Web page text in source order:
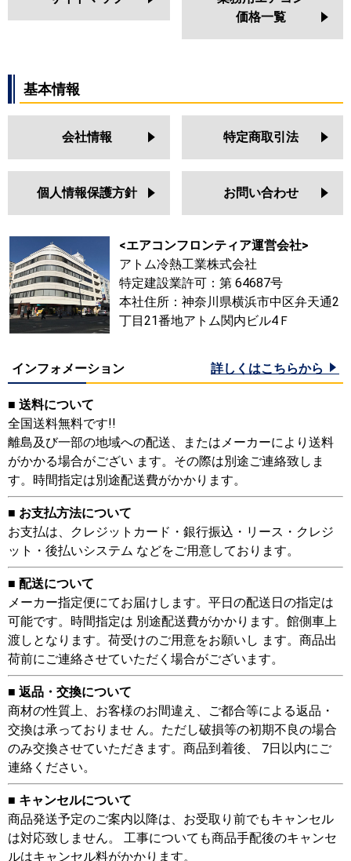
価格一覧
基本情報
会社情報 特定商取引法
個人情報保護方針 お問い合わせ
<エアコンフロンティア運営会社>
アトム冷熱工業株式会社
特定建設業許可：第 64687号
本社住所：神奈川県横浜市中区弁天通2
丁目21番地アトム関内ビル4Ｆ
インフォメーション 詳しくはこちらから
■ 送料について
全国送料無料です!!
離島及び一部の地域への配送、またはメーカーにより送料
がかかる場合がござい ます。その際は別途ご連絡致しま
す。時間指定は別途配送費がかかります。
■ お支払方法について
お支払は、クレジットカード・銀行振込・リース・クレジ
ット・後払いシステム などをご用意しております。
■ 配送について
メーカー指定便にてお届けします。平日の配送日の指定は
可能です。時間指定は 別途配送費がかかります。館側車上
渡しとなります。荷受けのご用意をお願いし ます。商品出
荷前にご連絡させていただく場合がございます。
■ 返品・交換について
商材の性質上、お客様のお間違え、ご都合等による返品・
交換は承っておりませ ん。ただし破損等の初期不良の場合
のみ交換させていただきます。商品到着後、 7日以内にご
連絡ください。
■ キャンセルについて
商品発送予定のご案内以降は、お受取り前でもキャンセル
は対応致しません。 工事についても商品手配後のキャンセ
ルはキャンセル料がかかります。